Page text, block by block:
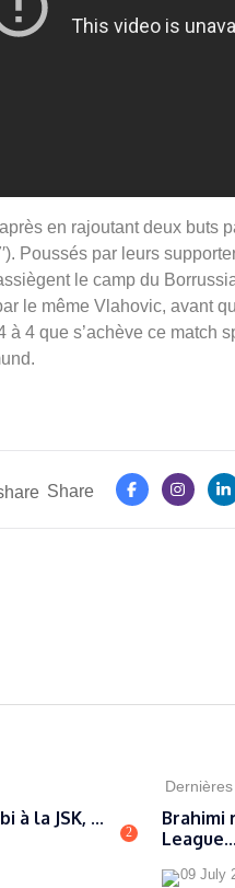
en rajoutant deux buts
Poussés par leurs
le camp du
le même Vlahovic, avant
à 4 que s’achève ce match
Share
à la JSK, ...
2
Brahimi
League...
09 July